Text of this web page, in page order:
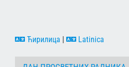
Ћирилица | Latinica